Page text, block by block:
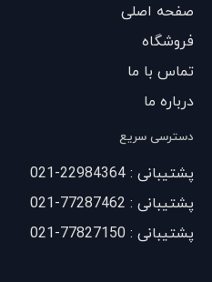
صفحه اصلی
فروشگاه
تماس با ما
درباره ما
دسترسی سریع
پشتیبانی : 22984364-021
پشتیبانی : 77287462-021
پشتیبانی : 77827150-021